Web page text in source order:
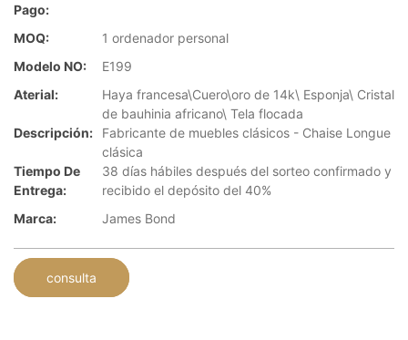
Pago:
MOQ:
1 ordenador personal
Modelo NO:
E199
Aterial:
Haya francesa\Cuero\oro de 14k\ Esponja\ Cristal
de bauhinia africano\ Tela flocada
Descripción:
Fabricante de muebles clásicos - Chaise Longue
clásica
Tiempo De
Entrega:
38 días hábiles después del sorteo confirmado y
recibido el depósito del 40%
Marca:
James Bond
consulta